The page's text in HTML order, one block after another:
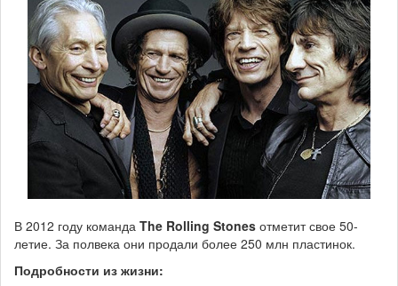
В 2012 году команда The Rolling Stones отметит свое 50-
летие. За полвека они продали более 250 млн пластинок.
Подробности из жизни: